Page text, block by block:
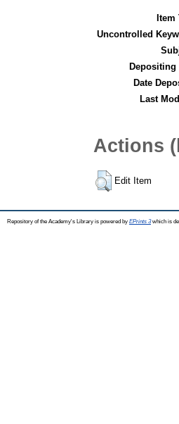
Item
Uncontrolled
Depositing
Date
Last
Actions
Edit Item
Repository of the Academy's Library is powered by EPrints 3which is